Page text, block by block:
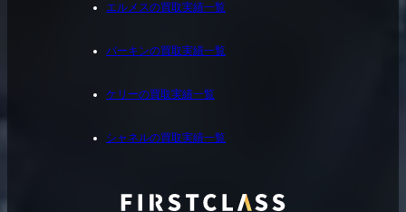
エルメスの買取実績一覧
バーキンの買取実績一覧
ケリーの買取実績一覧
シャネルの買取実績一覧